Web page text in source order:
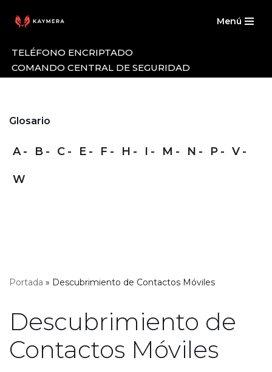
al
Menú
TELÉFONO ENCRIPTADO
COMANDO CENTRAL DE SEGURIDAD
Glosario
A B C E F H I M N P V
W
Portada » Descubrimiento de Contactos Móviles
Descubrimiento de
Contactos Móviles